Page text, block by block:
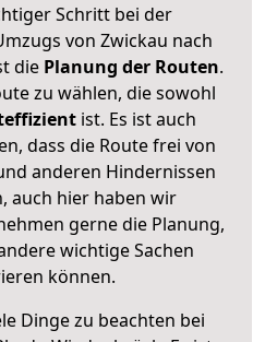
Schritt bei der
von Zwickau nach
die Planung der Routen.
zu wählen, die sowohl
ist. Es ist auch
dass die Route frei von
anderen Hindernissen
auch hier haben wir
gerne die Planung,
wichtige Sachen
können.
Dinge zu beachten bei